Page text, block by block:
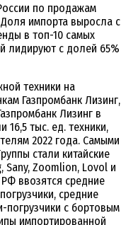
по продажам
Доля импорта выросла с
в топ-10 самых
лидируют с долей 65%
техники на
Газпромбанк Лизинг,
Лизинг в
16,5 тыс. ед. техники,
2022 года. Самыми
стали китайские
Sany, Zoomlion, Lovol и
ввозятся средние
средние
погрузчики с бортовым
импортированной